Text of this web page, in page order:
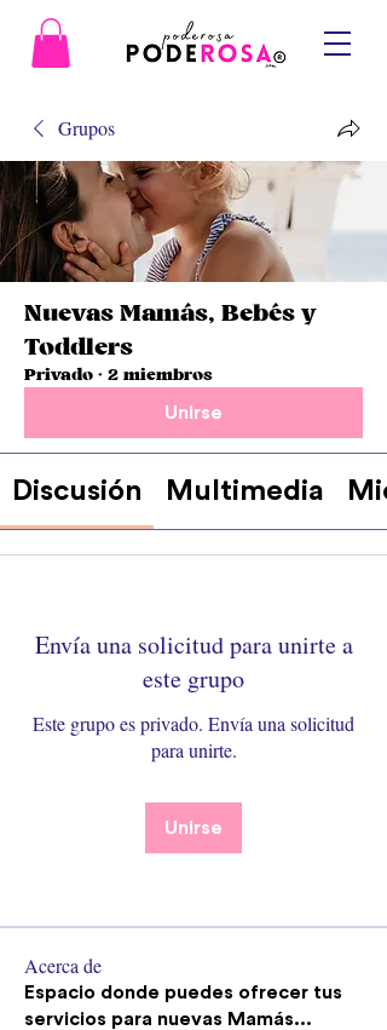
Grupos
Nuevas Mamás, Bebés y
Toddlers
Privado · 2 miembros
Unirse
Discusión Multimedia
Envía una solicitud para unirte a
este grupo
Este grupo es privado. Envía una solicitud
para unirte.
Unirse
Acerca de
Espacio donde puedes ofrecer tus
servicios para nuevas Mamás...